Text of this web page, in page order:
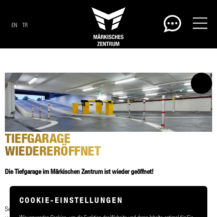
EN TR
COOKIE-EINSTELLUNGEN
TIEFGARAGE
WIEDERERÖFFNET
Die Tiefgarage im Märkischen Zentrum ist wieder geöffnet!
Seit